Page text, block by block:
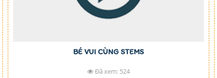
BÉ VUI CÙNG STEMS
Đã xem: 524